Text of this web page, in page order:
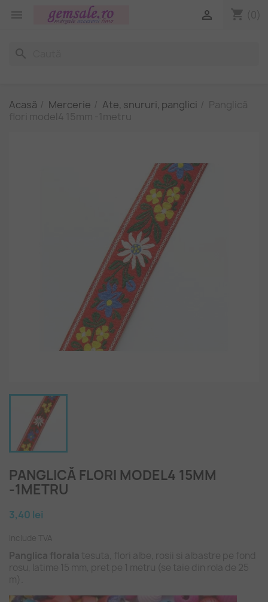
 shopping_cart (0)

search
Acasă Mercerie Ate, snururi, panglici
Panglică
flori model4 15mm -1metru
PANGLICĂ FLORI MODEL4 15MM
-1METRU
3,40 lei
Include TVA
Panglica florala tesuta, flori albe, rosii si albastre pe fond
rosu, latime 15 mm, pret pe 1 metru (se taie din rola de 25
m).